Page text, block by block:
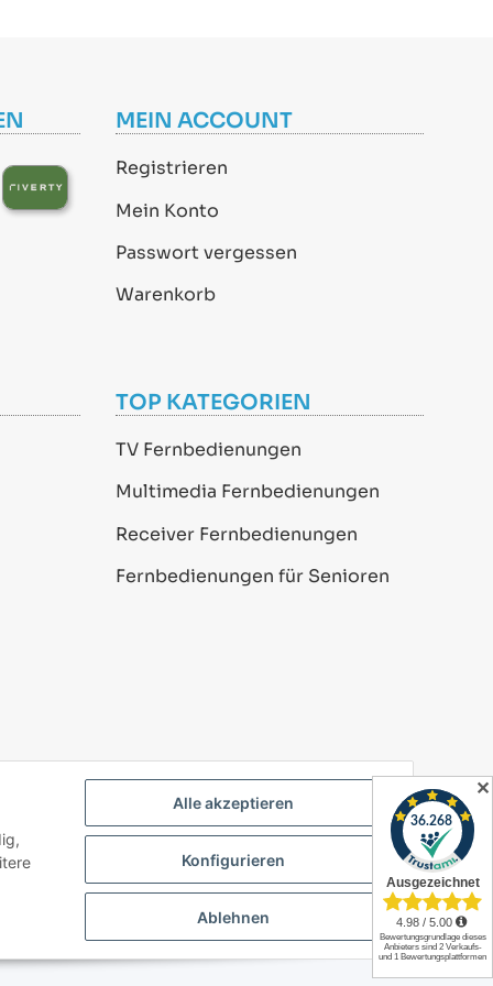
MEIN ACCOUNT
Registrieren
Mein Konto
Passwort vergessen
Warenkorb
TOP KATEGORIEN
TV Fernbedienungen
Multimedia Fernbedienungen
Receiver Fernbedienungen
Fernbedienungen für Senioren
Alle akzeptieren
Konfigurieren
Ablehnen
✕